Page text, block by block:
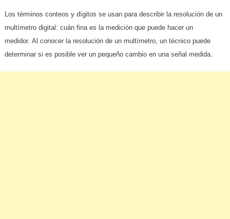
Los términos conteos y dígitos se usan para describir la resolución de un
multímetro digital: cuán fina es la medición que puede hacer un
medidor. Al conocer la resolución de un multímetro, un técnico puede
determinar si es posible ver un pequeño cambio en una señal medida.